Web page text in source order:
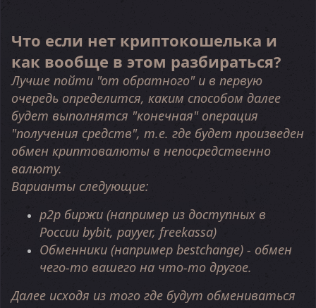
Что если нет криптокошелька и
как вообще в этом разбираться?
Лучше пойти "от обратного" и в первую
очередь определится, каким способом далее
будет выполнятся "конечная" операция
"получения средств", т.е. где будет произведен
обмен криптовалюты в непосредственно
валюту.
Варианты следующие:
p2p биржи (например из доступных в
России bybit, payyer, freekassa)
Обменники (например bestchange) - обмен
чего-то вашего на что-то другое.
Далее исходя из того где будут обмениваться